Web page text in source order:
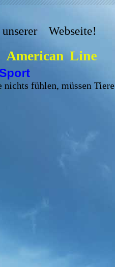
Webseite!
Line
nichts fühlen, müssen Tiere